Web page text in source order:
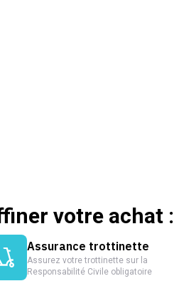
votre achat :
Assurance trottinette
Assurez votre trottinette sur la
Responsabilité Civile obligatoire